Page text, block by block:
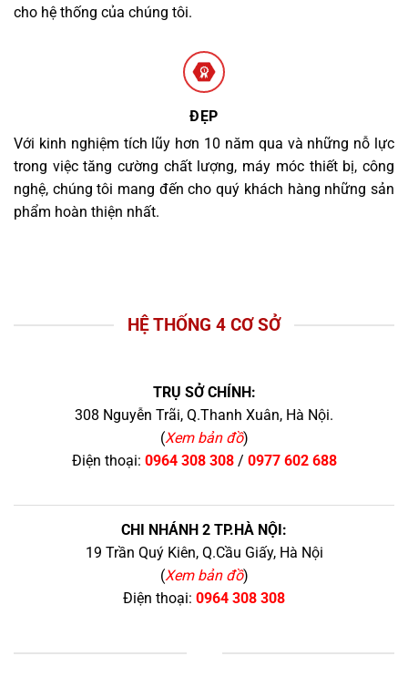
cho hệ thống của chúng tôi.
ĐẸP
Với kinh nghiệm tích lũy hơn 10 năm qua và những nỗ lực
trong việc tăng cường chất lượng, máy móc thiết bị, công
nghệ, chúng tôi mang đến cho quý khách hàng những sản
phẩm hoàn thiện nhất.
HỆ THỐNG 4 CƠ SỞ
TRỤ SỞ CHÍNH:
308 Nguyễn Trãi, Q.Thanh Xuân, Hà Nội.
(Xem bản đồ)
Điện thoại: 0964 308 308/ 0977 602 688
CHI NHÁNH 2 TP.HÀ NỘI:
19 Trần Quý Kiên, Q.Cầu Giấy, Hà Nội
(Xem bản đồ)
Điện thoại: 0964 308 308